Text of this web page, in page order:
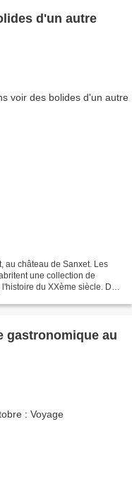
d'un autre
au château de Sanxet. Les
une collection de
du XXème siècle. De
gastronomique au